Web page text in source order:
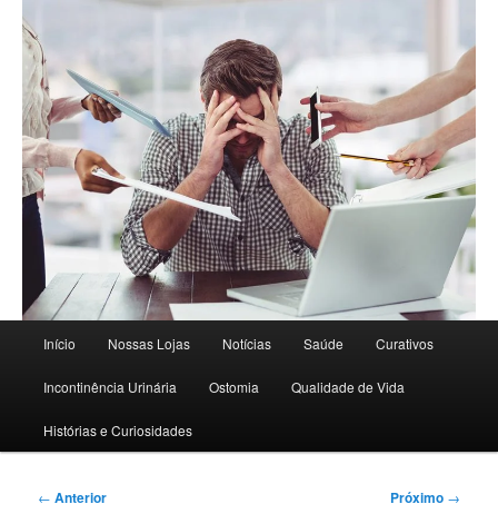
Blog 50+ Saúde | Cuidado e
Nutrição | Curativos Express
Dicas e novidades para saúde e qualidade de vida
principal
Início Nossas Lojas Notícias Saúde Curativos
Incontinência Urinária Ostomia Qualidade de Vida
Histórias e Curiosidades
Navegação
← Anterior Próximo →